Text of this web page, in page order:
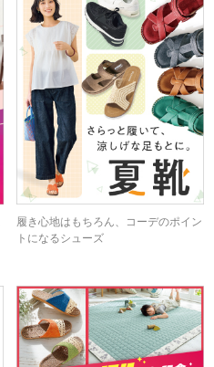
履き心地はもちろん、コーデのポイン
トになるシューズ